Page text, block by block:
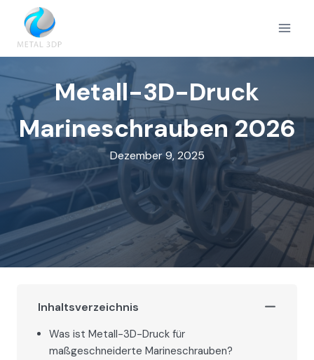
Inhalt
springen
Metall-3D-Druck
Marineschrauben 2026
Dezember 9, 2025
Inhaltsverzeichnis
Was ist Metall-3D-Druck für
maßgeschneiderte Marineschrauben?